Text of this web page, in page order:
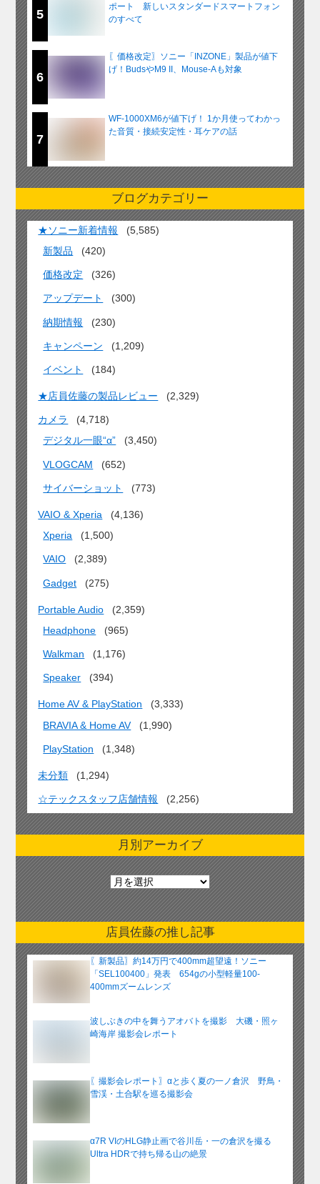
5
ポート 新しいスタンダードスマートフォン
のすべて
6
〖価格改定〗ソニー「INZONE」製品が値下
げ！BudsやM9 II、Mouse-Aも対象
7
WF-1000XM6が値下げ！ 1か月使ってわかっ
た音質・接続安定性・耳ケアの話
ブログカテゴリー
★ソニー新着情報
(5,585)
新製品
(420)
価格改定 (326)
アップデート (300)
納期情報 (230)
キャンペーン (1,209)
イベント (184)
★店員佐藤の製品レビュー (2,329)
カメラ
(4,718)
デジタル一眼“α”
(3,450)
VLOGCAM (652)
サイバーショット (773)
VAIO & Xperia
(4,136)
Xperia
(1,500)
VAIO (2,389)
Gadget (275)
Portable Audio
(2,359)
Headphone
(965)
Walkman (1,176)
Speaker (394)
Home AV & PlayStation
(3,333)
BRAVIA & Home AV
(1,990)
PlayStation (1,348)
未分類 (1,294)
☆テックスタッフ店舗情報 (2,256)
月別アーカイブ
月
別
ア
ー
カ
イ
ブ
店員佐藤の推し記事
〖新製品〗約14万円で400mm超望遠！ソニー
「SEL100400」発表 654gの小型軽量100-
400mmズームレンズ
波しぶきの中を舞うアオバトを撮影 大磯・照ヶ
崎海岸 撮影会レポート
〖撮影会レポート〗αと歩く夏の一ノ倉沢 野鳥・
雪渓・土合駅を巡る撮影会
α7R VIのHLG静止画で谷川岳・一の倉沢を撮る
Ultra HDRで持ち帰る山の絶景